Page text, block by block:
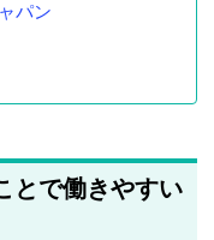
パン
とで働きやすい